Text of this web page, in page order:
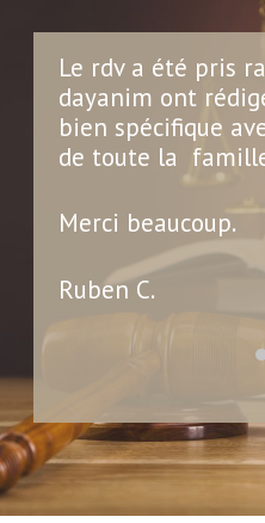
Le rdv a été pris
dayanim ont
bien spécifique
de toute la
Merci beaucoup.
Ruben C.